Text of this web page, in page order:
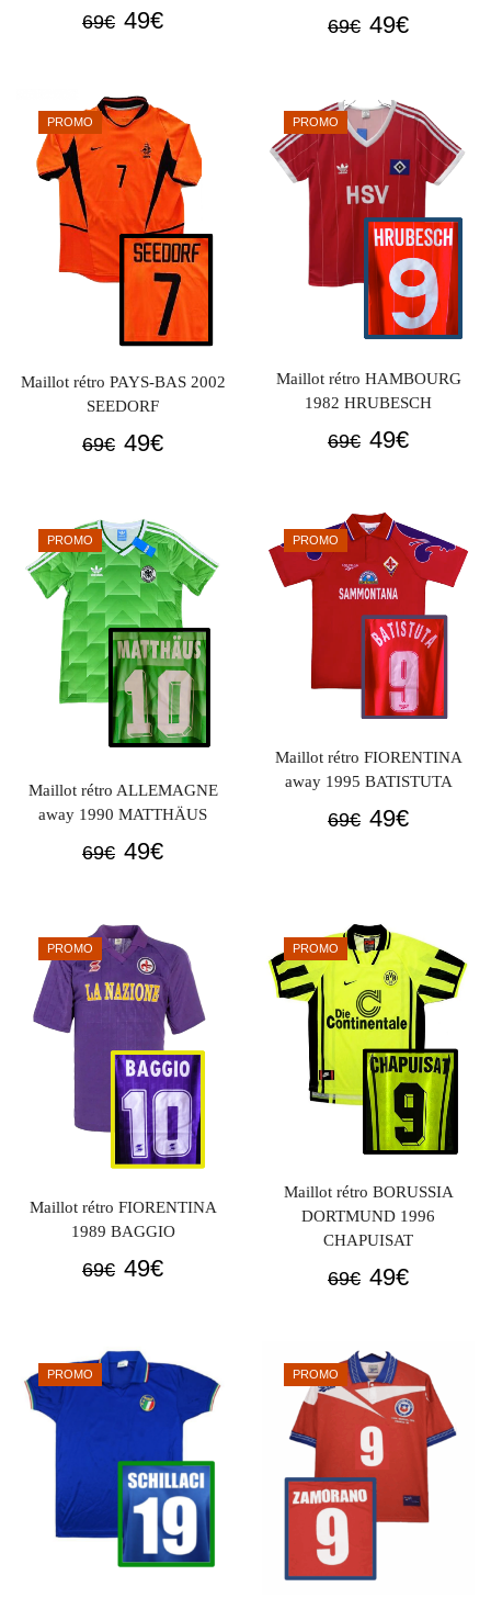
69€ Le
était :
69€.
49€Le
est :
49€.
69€ Le
était :
69€.
49€Le
est :
49€.
PROMO
Maillot rétro PAYS-BAS 2002
SEEDORF
69€ Le
était :
69€.
49€Le
est :
49€.
PROMO
Maillot rétro HAMBOURG
1982 HRUBESCH
69€ Le
était :
69€.
49€Le
est :
49€.
PROMO
Maillot rétro ALLEMAGNE
away 1990 MATTHÄUS
69€ Le
était :
69€.
49€Le
49€.
PROMO
Maillot rétro FIORENTINA
away 1995 BATISTUTA
69€ Le
69€.
49€Le
49€.
PROMO
Maillot rétro FIORENTINA
1989 BAGGIO
69€ Le
était :
69€.
49€Le
49€.
PROMO
Maillot rétro BORUSSIA
DORTMUND 1996
CHAPUISAT
69€ Le
était :
69€.
49€Le
est :
49€.
PROMO PROMO